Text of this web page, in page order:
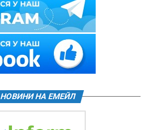
НОВИНИ НА ЕМЕЙЛ